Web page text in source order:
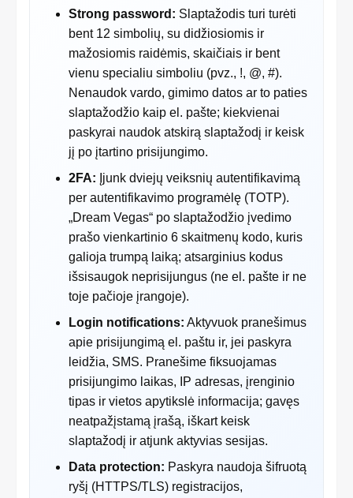
Strong password: Slaptažodis turi turėti
bent 12 simbolių, su didžiosiomis ir
mažosiomis raidėmis, skaičiais ir bent
vienu specialiu simboliu (pvz., !, @, #).
Nenaudok vardo, gimimo datos ar to paties
slaptažodžio kaip el. pašte; kiekvienai
paskyrai naudok atskirą slaptažodį ir keisk
jį po įtartino prisijungimo.
2FA: Įjunk dviejų veiksnių autentifikavimą
per autentifikavimo programėlę (TOTP).
„Dream Vegas“ po slaptažodžio įvedimo
prašo vienkartinio 6 skaitmenų kodo, kuris
galioja trumpą laiką; atsarginius kodus
išsisaugok neprisijungus (ne el. pašte ir ne
toje pačioje įrangoje).
Login notifications: Aktyvuok pranešimus
apie prisijungimą el. paštu ir, jei paskyra
leidžia, SMS. Pranešime fiksuojamas
prisijungimo laikas, IP adresas, įrenginio
tipas ir vietos apytikslė informacija; gavęs
neatpažįstamą įrašą, iškart keisk
slaptažodį ir atjunk aktyvias sesijas.
Data protection: Paskyra naudoja šifruotą
ryšį (HTTPS/TLS) registracijos,